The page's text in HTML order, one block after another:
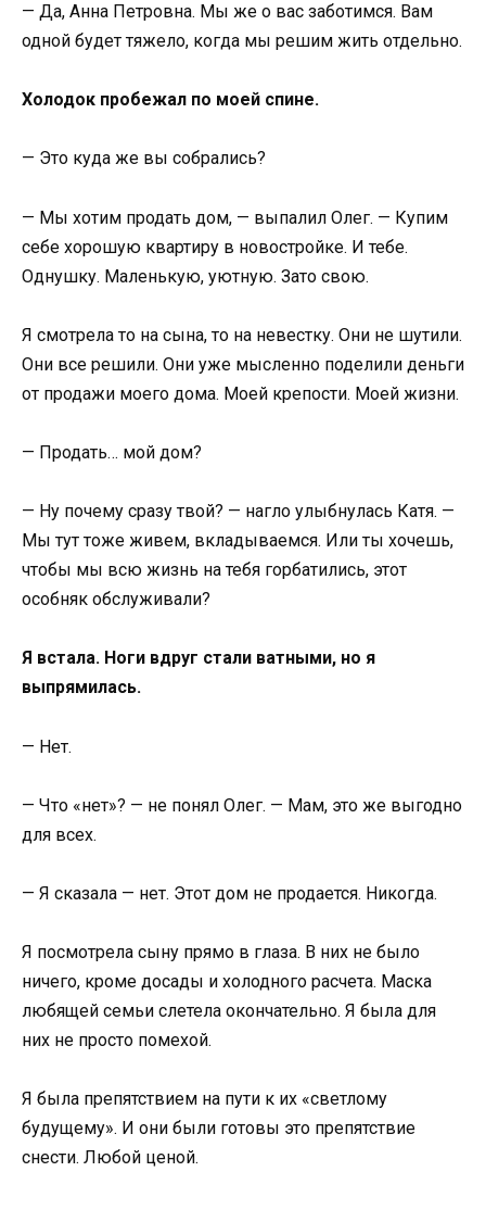
— Да, Анна Петровна. Мы же о вас заботимся. Вам
одной будет тяжело, когда мы решим жить отдельно.
Холодок пробежал по моей спине.
— Это куда же вы собрались?
— Мы хотим продать дом, — выпалил Олег. — Купим
себе хорошую квартиру в новостройке. И тебе.
Однушку. Маленькую, уютную. Зато свою.
Я смотрела то на сына, то на невестку. Они не шутили.
Они все решили. Они уже мысленно поделили деньги
от продажи моего дома. Моей крепости. Моей жизни.
— Продать… мой дом?
— Ну почему сразу твой? — нагло улыбнулась Катя. —
Мы тут тоже живем, вкладываемся. Или ты хочешь,
чтобы мы всю жизнь на тебя горбатились, этот
особняк обслуживали?
Я встала. Ноги вдруг стали ватными, но я
выпрямилась.
— Нет.
— Что «нет»? — не понял Олег. — Мам, это же выгодно
для всех.
— Я сказала — нет. Этот дом не продается. Никогда.
Я посмотрела сыну прямо в глаза. В них не было
ничего, кроме досады и холодного расчета. Маска
любящей семьи слетела окончательно. Я была для
них не просто помехой.
Я была препятствием на пути к их «светлому
будущему». И они были готовы это препятствие
снести. Любой ценой.